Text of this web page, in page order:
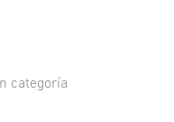
categoría